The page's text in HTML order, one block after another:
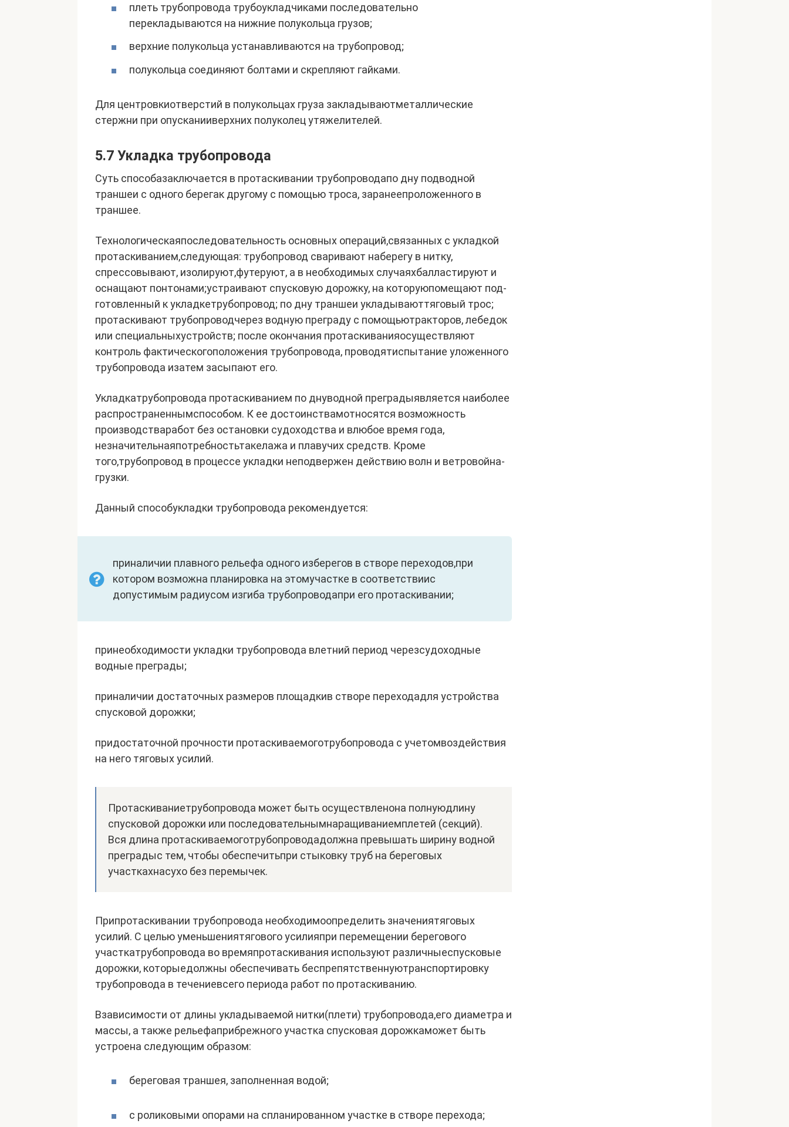
плеть трубопровода трубоукладчиками последовательно
перекладываются на нижние полукольца грузов;
верхние полукольца устанавливаются на трубопровод;
полукольца соединяют болтами и скрепляют гайками.
Для центровкиотверстий в полукольцах груза закладываютметаллические
стержни при опусканииверхних полуколец утяжелителей.
5.7 Укладка трубопровода
Суть способазаключается в протаскивании трубопроводапо дну подводной
траншеи с одного берегак другому с помощью троса, заранеепроложенного в
траншее.
Технологическаяпо­следовательность основных операций,связанных с укладкой
протаскиванием,следующая: трубопровод сваривают наберегу в нитку,
спрессовывают, изолируют,футеруют, а в необходимых случаяхбалластируют и
оснащают понтонами;устраивают спусковую дорожку, на которуюпомещают под­
готовленный к укладкетрубопровод; по дну траншеи укладываюттяговый трос;
протаскивают трубопроводчерез водную преграду с по­мощьютракторов, лебедок
или специальныхустройств; после окончания протаскиванияосуществляют
контроль фактическогоположения трубопровода, проводятиспытание уложенного
трубопровода изатем засыпают его.
Укладкатрубопровода протаскиванием по днуводной пре­градыявляется наиболее
распространеннымспособом. К ее до­стоинствамотносятся возможность
производстваработ без оста­новки судоходства и влюбое время года,
незначительнаяпотреб­ностьтакелажа и плавучих средств. Кроме
того,трубопровод в процессе укладки неподвержен действию волн и ветровойна­
грузки.
Данный способукладки трубопровода рекомендуется:
приналичии плавного рельефа одного изберегов в створе пе­реходов,при
котором возможна планировка на этомучастке в соответствиис
допустимым радиусом изгиба трубопроводапри его протаскивании;
принеобходимости укладки трубопровода влетний период черезсудоходные
водные преграды;
приналичии достаточных размеров площадкив створе пере­ходадля устройства
спусковой дорожки;
придостаточной прочности протаскиваемоготрубопровода с учетомвоздействия
на него тяговых усилий.
Протаскиваниетрубопровода может быть осуществленона полнуюдлину
спусковой дорожки или последовательнымнара­щиваниемплетей (секций).
Вся длина протаскиваемоготрубо­проводадолжна превышать ширину водной
преградыс тем, чтобы обеспечитьпри стыковку труб на береговых
участкахнасухо без перемычек.
Припротаскивании трубопровода необходимоопределить зна­чениятяговых
усилий. С целью уменьшениятягового усилияпри перемещении берегового
участкатрубопровода во вре­мяпротаскивания используют различныеспусковые
дорожки, которыедолжны обеспечивать беспрепятственнуютранспортировку
трубопровода в течениевсего периода работ по протаскиванию.
Взависимости от длины укладываемой нитки(плети) трубо­провода,его диаметра и
массы, а также рельефаприбрежного участка спусковая дорожкаможет быть
устроена следующим образом:
береговая траншея, заполненная водой;
с роликовыми опорами на спланированном участке в створе перехода;